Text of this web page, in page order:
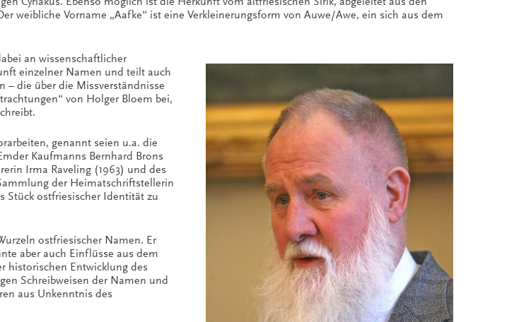
weibliche Vorname „Aafke“ ist eine Verkleinerungsform von Auwe/Awe, ein sich aus dem
an wissenschaftlicher
einzelner Namen und teilt auch
– die über die Missverständnisse
von Holger Bloem bei,
genannt seien u.a. die
Kaufmanns Bernhard Brons
Irma Raveling (1963) und des
der Heimatschriftstellerin
Stück ostfriesischer Identität zu
ostfriesischer Namen. Er
aber auch Einflüsse aus dem
historischen Entwicklung des
Schreibweisen der Namen und
aus Unkenntnis des